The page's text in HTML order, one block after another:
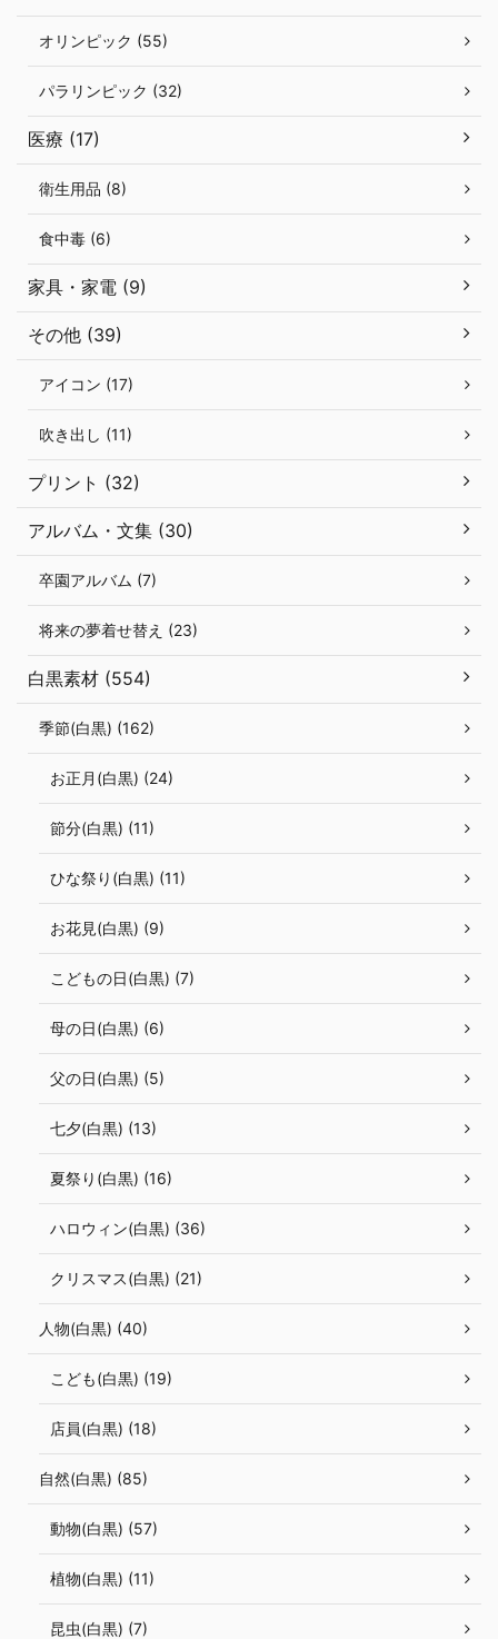
オリンピック (55)
パラリンピック (32)
医療 (17)
衛生用品 (8)
食中毒 (6)
家具・家電 (9)
その他 (39)
アイコン (17)
吹き出し (11)
プリント (32)
アルバム・文集 (30)
卒園アルバム (7)
将来の夢着せ替え (23)
白黒素材 (554)
季節(白黒) (162)
お正月(白黒) (24)
節分(白黒) (11)
ひな祭り(白黒) (11)
お花見(白黒) (9)
こどもの日(白黒) (7)
母の日(白黒) (6)
父の日(白黒) (5)
七夕(白黒) (13)
夏祭り(白黒) (16)
ハロウィン(白黒) (36)
クリスマス(白黒) (21)
人物(白黒) (40)
こども(白黒) (19)
店員(白黒) (18)
自然(白黒) (85)
動物(白黒) (57)
植物(白黒) (11)
昆虫(白黒) (7)